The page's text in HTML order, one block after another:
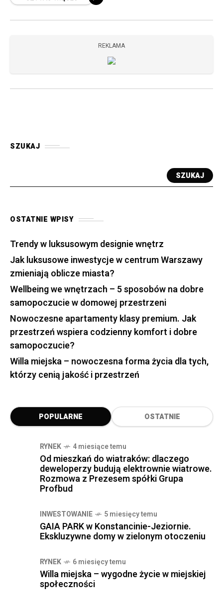
REKLAMA
SZUKAJ
SZUKAJ
OSTATNIE WPISY
Trendy w luksusowym designie wnętrz
Jak luksusowe inwestycje w centrum Warszawy
zmieniają oblicze miasta?
Wellbeing we wnętrzach – 5 sposobów na dobre
samopoczucie w domowej przestrzeni
Nowoczesne apartamenty klasy premium. Jak
przestrzeń wspiera codzienny komfort i dobre
samopoczucie?
Willa miejska – nowoczesna forma życia dla tych,
którzy cenią jakość i przestrzeń
POPULARNE OSTATNIE
RYNEK 4 miesiące temu
Od mieszkań do wiatraków: dlaczego
deweloperzy budują elektrownie wiatrowe.
Rozmowa z Prezesem spółki Grupa
Profbud
INWESTOWANIE 5 miesięcy temu
GAIA PARK w Konstancinie-Jeziornie.
Ekskluzywne domy w zielonym otoczeniu
RYNEK 6 miesięcy temu
Willa miejska – wygodne życie w miejskiej
społeczności